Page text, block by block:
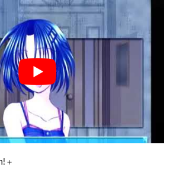
＋